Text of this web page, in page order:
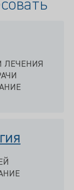
ЛЕЧЕНИЯ